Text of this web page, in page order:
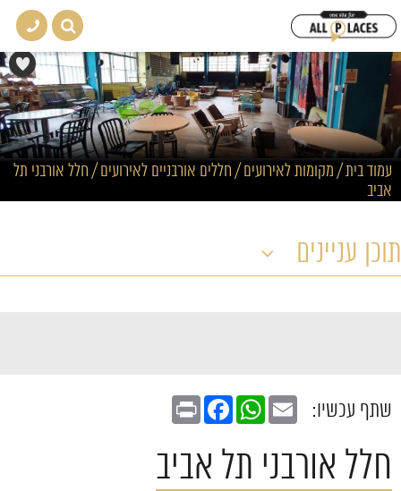
עמוד בית/מקומות לאירועים/חללים אורבניים לאירועים/חלל אורבני תל
אביב
תוכן עניינים
חלל אורבני תל אביב
שתף עכשיו: Print
FacebookWhatsAppEmail